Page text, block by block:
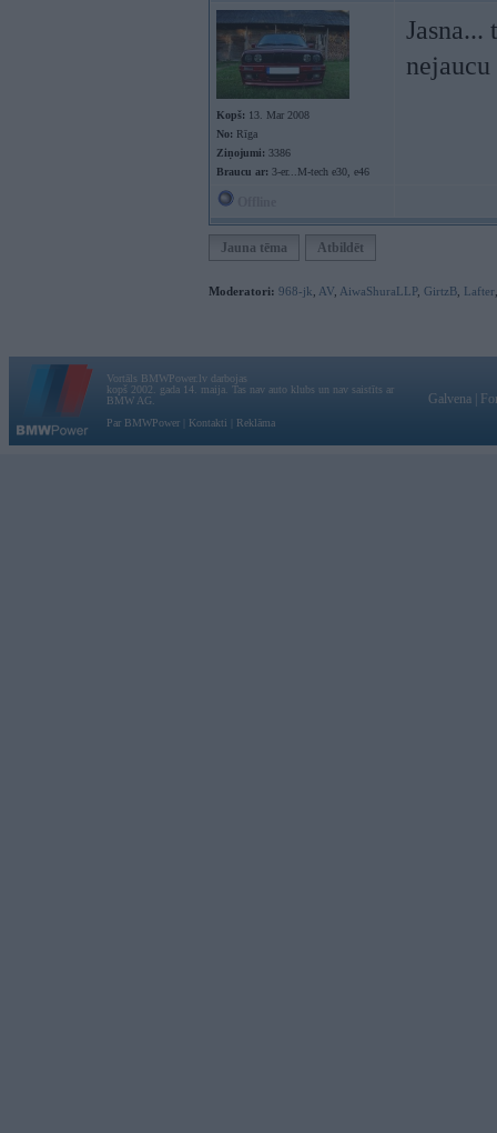
Kopš: 13. Mar 2008
No: Rīga
Ziņojumi: 3386
Braucu ar: 3-er...M-tech e30, e46
nejaucu
Jauna tēma Atbildēt
Moderatori: 968-jk AV AiwaShuraLLP, GirtzB Lafter
Vortāls BMWPower.lv darbojas
kopš 2002. gada 14. maija. Tas nav auto klubs un nav saistīts ar
BMW AG.
Par BMWPower
Kontakti Reklāma
Galvena